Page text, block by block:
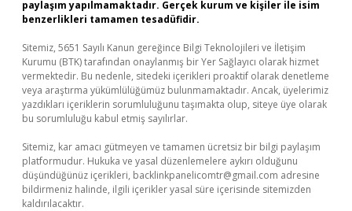
paylaşım yapılmamaktadır. Gerçek kurum ve kişiler ile isim
benzerlikleri tamamen tesadüfidir.
Sitemiz, 5651 Sayılı Kanun gereğince Bilgi Teknolojileri ve İletişim
Kurumu (BTK) tarafından onaylanmış bir Yer Sağlayıcı olarak hizmet
vermektedir. Bu nedenle, sitedeki içerikleri proaktif olarak denetleme
veya araştırma yükümlülüğümüz bulunmamaktadır. Ancak, üyelerimiz
yazdıkları içeriklerin sorumluluğunu taşımakta olup, siteye üye olarak
bu sorumluluğu kabul etmiş sayılırlar.
Sitemiz, kar amacı gütmeyen ve tamamen ücretsiz bir bilgi paylaşım
platformudur. Hukuka ve yasal düzenlemelere aykırı olduğunu
düşündüğünüz içerikleri, backlinkpanelicomtr@gmail.com adresine
bildirmeniz halinde, ilgili içerikler yasal süre içerisinde sitemizden
kaldırılacaktır.